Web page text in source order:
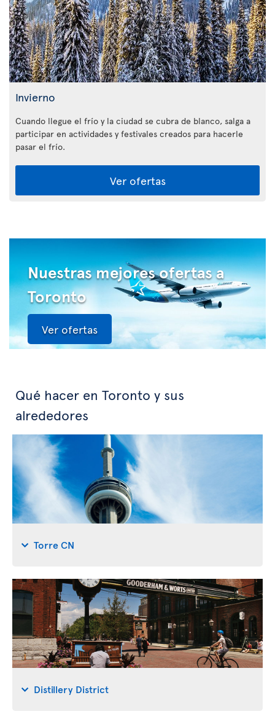
Invierno
Cuando llegue el frío y la ciudad se cubra de blanco, salga a
participar en actividades y festivales creados para hacerle
pasar el frío.
Ver ofertas
Nuestras mejores ofertas a
Toronto
Ver ofertas
Qué hacer en Toronto y sus
alrededores
Torre CN
Distillery District